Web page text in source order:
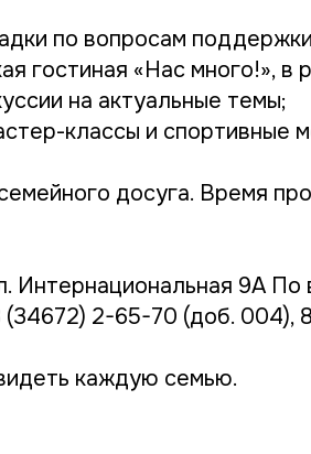
по вопросам
гостиная «Нас много!», в
на актуальные темы;
классы и спортивные
досуга. Время
Интернациональная 9А По
(34672) 2-65-70 (доб.
каждую семью.